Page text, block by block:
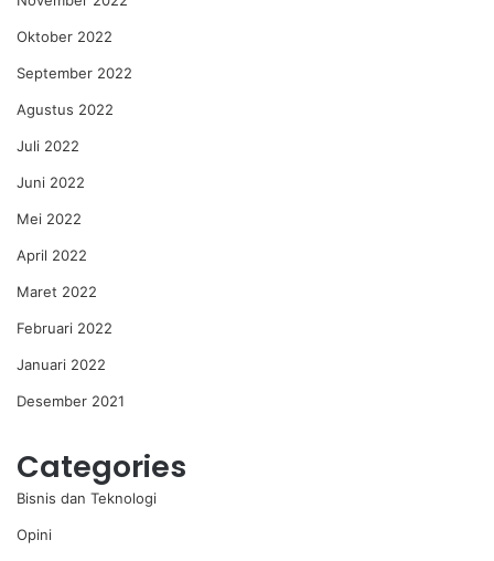
Oktober 2022
September 2022
Agustus 2022
Juli 2022
Juni 2022
Mei 2022
April 2022
Maret 2022
Februari 2022
Januari 2022
Desember 2021
Categories
Bisnis dan Teknologi
Opini